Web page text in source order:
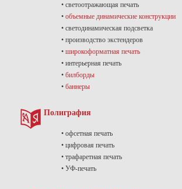
• светоотражающая печать
•объемные динамические конструкции
• светодинамическая подсветка
• производство экстендеров
•широкоформатная печать
• интерьерная печать
•билборды
•баннеры
Полиграфия
• офсетная печать
• цифровая печать
• трафаретная печать
• УФ-печать